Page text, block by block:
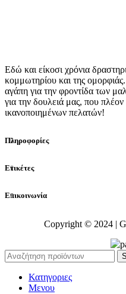
Εδώ και είκοσι χρόνια
κομμωτηρίου και της
αγάπη για την φροντίδα των
για την δουλειά μας, που
ικανοποιημένων πελατών!
Πληροφορίες
Ετικέτες
Επικοινωνία
Copyright © 2024 |
Κατηγοριες
Μενου